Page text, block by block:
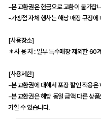
-본 교환권은 현금으로 교환이 불가합
-가맹점 자체 행사는 해당 매장 규정에
[사용장소]
＊사 용 처 : 일부 특수매장 제외한 60
[사용제한]
-본 교환권에 대해서 포장 할인 적용은
-본 교환권은 해당 동일 금액 다른 상
가할 수 있습니다.